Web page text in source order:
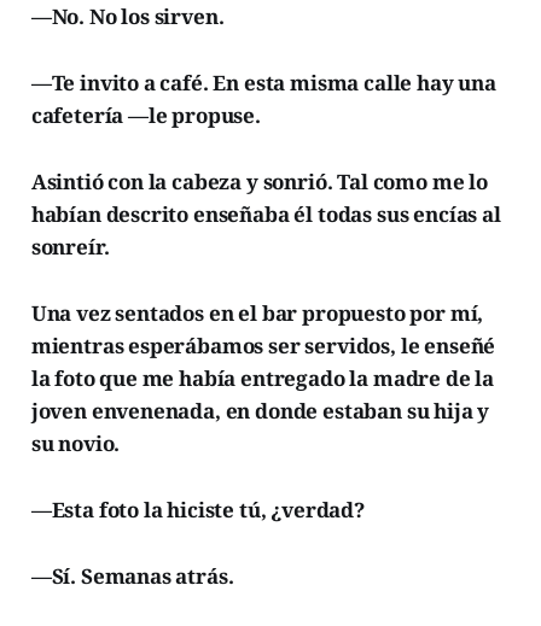
—No. No los sirven.
—Te invito a café. En esta misma calle hay una
cafetería —le propuse.
Asintió con la cabeza y sonrió. Tal como me lo
habían descrito enseñaba él todas sus encías al
sonreír.
Una vez sentados en el bar propuesto por mí,
mientras esperábamos ser servidos, le enseñé
la foto que me había entregado la madre de la
joven envenenada, en donde estaban su hija y
su novio.
—Esta foto la hiciste tú, ¿verdad?
—Sí. Semanas atrás.